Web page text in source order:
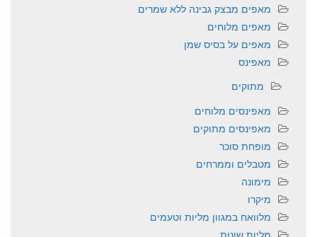
מאפים מבצק גבינה ללא שמרים
מאפים מלוחים
מאפים על בסיס שמן
מאפינס
מתוקים
מאפינסים מלוחים
מאפינסים מתוקים
מופחת סוכר
מטבלים וממרחים
מימונה
מיקרו
מלוואח במגוון מליות וטעמים
מליות שונות